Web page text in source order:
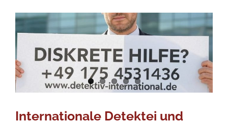
Internationale Detektei und